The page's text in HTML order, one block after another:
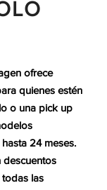
ofrece
quienes estén
o una pick up
24 meses.
descuentos
todas las